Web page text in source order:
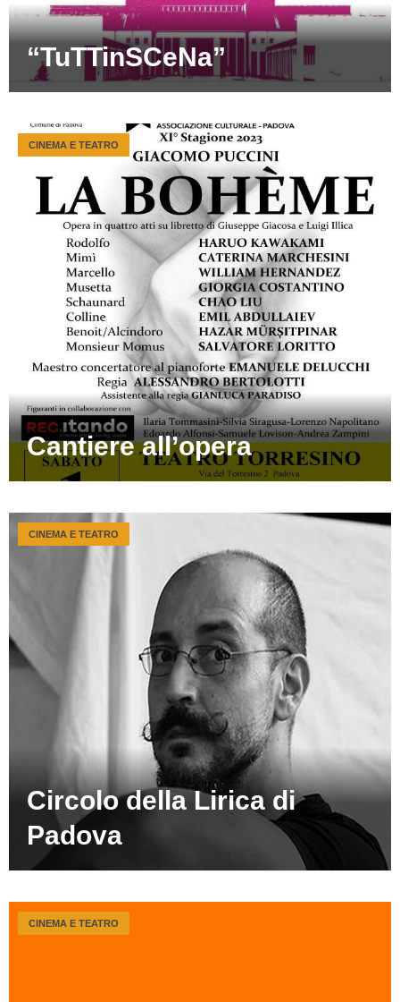
“TuTTinSCeNa”
Cantiere all’opera
CINEMA E TEATRO
Circolo della Lirica di
Padova
CINEMA E TEATRO
CINEMA E TEATRO